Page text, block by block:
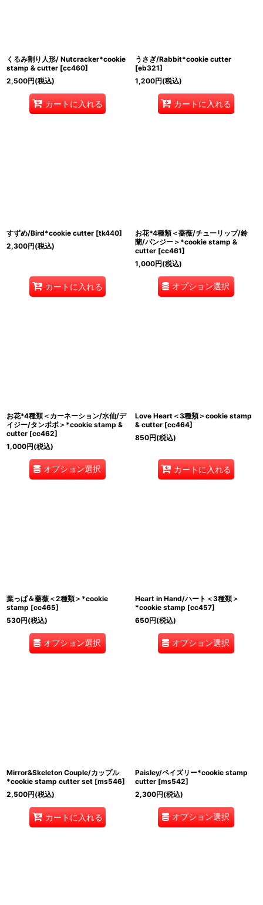
くるみ割り人形/ Nutcracker*cookie
stamp & cutter [cc460]
2,500円(税込)
カートに入れる
うさぎ/Rabbit*cookie cutter
[eb321]
1,200円(税込)
カートに入れる
すずめ/Bird*cookie cutter [tk440]
2,300円(税込)
カートに入れる
お花*4種類＜薔薇/チューリップ/鈴
蘭/パンジー＞*cookie stamp &
cutter [cc461]
1,000円(税込)
オプション選択
お花*4種類＜カーネーション/水仙/デ
イジー/タンポポ＞*cookie stamp &
cutter [cc462]
1,000円(税込)
オプション選択
Love Heart＜3種類＞cookie stamp
& cutter [cc464]
850円(税込)
カートに入れる
葉っぱ＆薔薇＜2種類＞*cookie
stamp [cc465]
530円(税込)
オプション選択
Heart in Hand/ハート＜3種類＞
*cookie stamp [cc457]
650円(税込)
オプション選択
Mirror&Skeleton Couple/カップル
*cookie stamp cutter set [ms546]
2,500円(税込)
カートに入れる
Paisley/ペイズリー*cookie stamp
cutter [ms542]
2,300円(税込)
オプション選択